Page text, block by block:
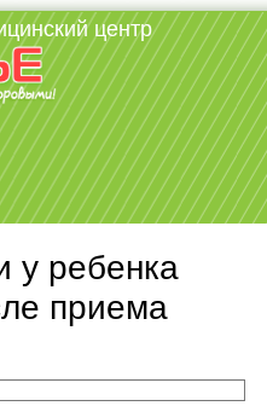
центр
у ребенка
приема